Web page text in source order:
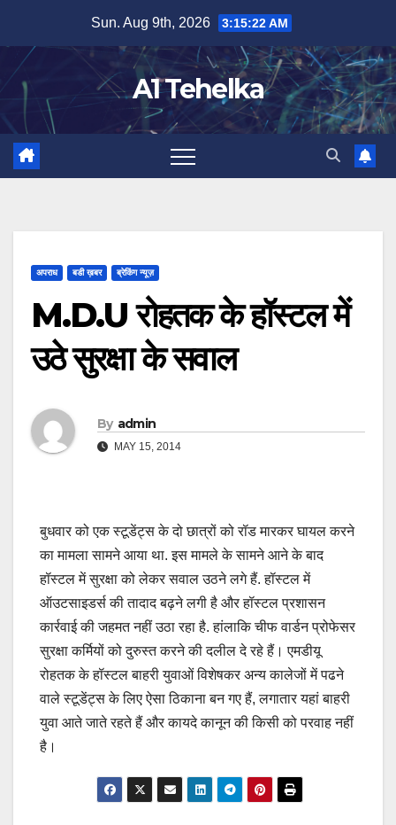
content
Sun. Aug 9th, 2026 3:15:23 AM
A1 Tehelka
अपराध बडी ख़बर ब्रेकिंग न्यूज़
M.D.U रोहतक के हॉस्टल में
उठे सुरक्षा के सवाल
By admin
MAY 15, 2014
बुधवार को एक स्टूडेंट्स के दो छात्रों को रॉड मारकर घायल करने
का मामला सामने आया था. इस मामले के सामने आने के बाद
हॉस्टल में सुरक्षा को लेकर सवाल उठने लगे हैं. हॉस्टल में
ऑउटसाइडर्स की तादाद बढ़ने लगी है और हॉस्टल प्रशासन
कार्रवाई की जहमत नहीं उठा रहा है. हांलाकि चीफ वार्डन प्रोफेसर
सुरक्षा कर्मियों को दुरुस्त करने की दलील दे रहे हैं। एमडीयू
रोहतक के हॉस्टल बाहरी युवाओं विशेषकर अन्य कालेजों में पढने
वाले स्टूडेंट्स के लिए ऐसा ठिकाना बन गए हैं, लगातार यहां बाहरी
युवा आते जाते रहते हैं और कायदे कानून की किसी को परवाह नहीं
है।